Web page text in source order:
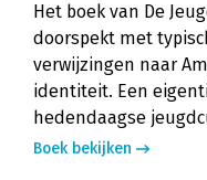
Het boek van De
doorspekt met
verwijzingen naar
identiteit. Een
hedendaagse
Boek bekijken